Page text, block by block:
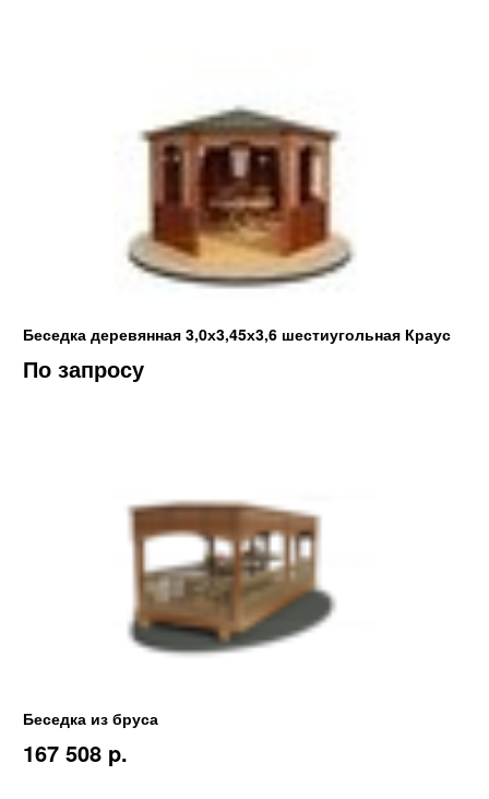
Беседка деревянная 3,0х3,45х3,6 шестиугольная Краус
По запросу
Беседка из бруса
167 508 p.